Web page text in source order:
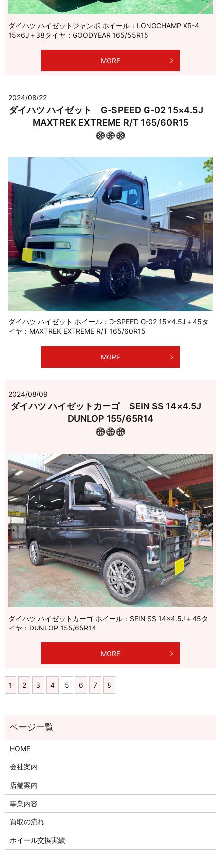
ダイハツ ハイゼットジャンボ ホイール：LONGCHAMP XR-4
15×6J＋38タイヤ：GOODYEAR 165/55R15
MORE
2024/08/22
ダイハツ ハイゼット G-SPEED G-02 15×4.5J
MAXTREK EXTREME R/T 165/60R15
ダイハツ ハイゼット ホイール：G-SPEED G-02 15×4.5J＋45タ
イヤ：MAXTREK EXTREME R/T 165/60R15
MORE
2024/08/09
ダイハツ ハイゼットカーゴ SEIN SS 14×4.5J
DUNLOP 155/65R14
ダイハツ ハイゼットカーゴ ホイール：SEIN SS 14×4.5J＋45タ
イヤ：DUNLOP 155/65R14
MORE
1 2 3 4 5 6 7 8
HOME
会社案内
店舗案内
事業内容
買取の流れ
ホイール交換実績